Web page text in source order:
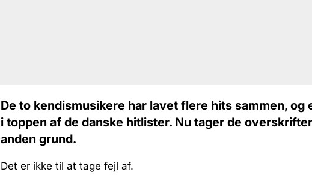
De to kendismusikere har lavet flere hits sammen, og
i toppen af de danske hitlister. Nu tager de
anden grund.
Det er ikke til at tage fejl af.